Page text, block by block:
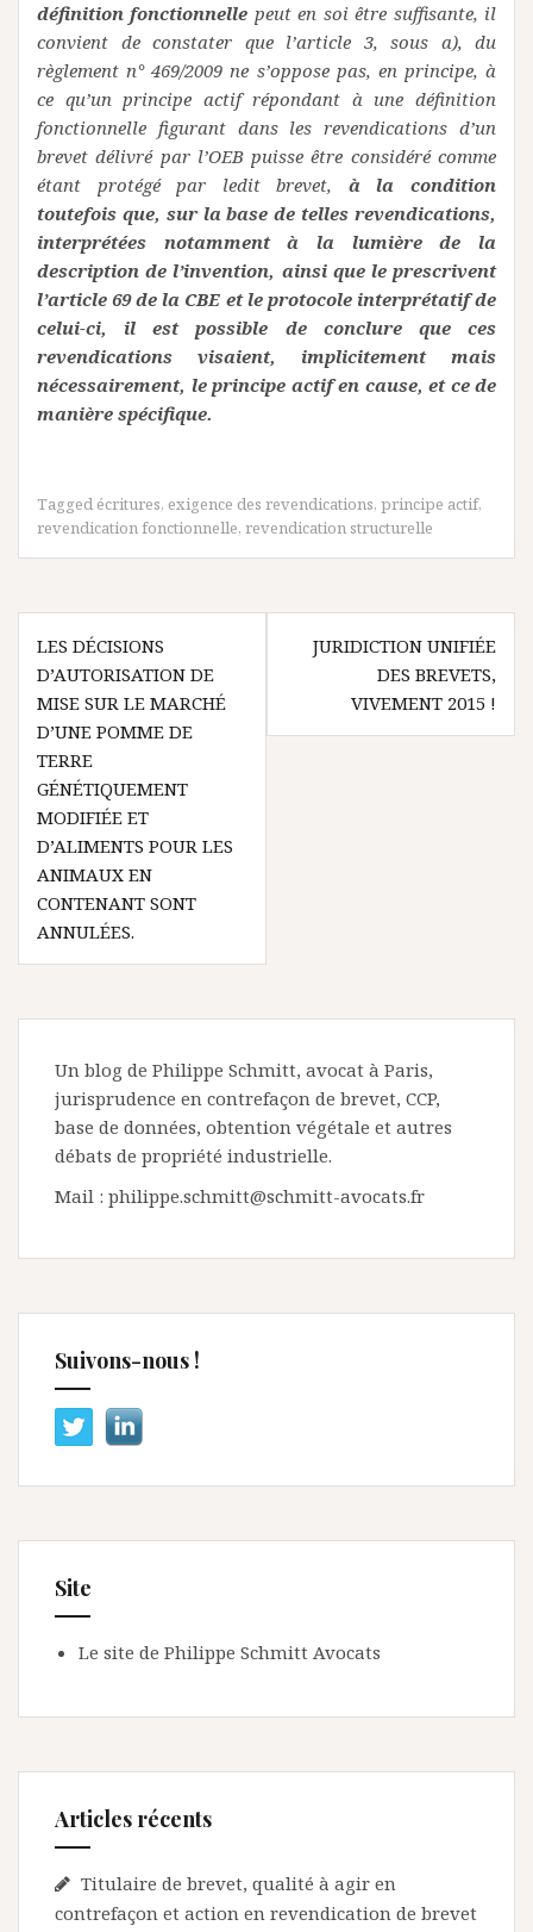
définition fonctionnelle peut en soi être suffisante, il
convient de constater que l’article 3, sous a), du
règlement n° 469/2009 ne s’oppose pas, en principe, à
ce qu’un principe actif répondant à une définition
fonctionnelle figurant dans les revendications d’un
brevet délivré par l’OEB puisse être considéré comme
étant protégé par ledit brevet, à la condition
toutefois que, sur la base de telles revendications,
interprétées notamment à la lumière de la
description de l’invention, ainsi que le prescrivent
l’article 69 de la CBE et le protocole interprétatif de
celui-ci, il est possible de conclure que ces
revendications visaient, implicitement mais
nécessairement, le principe actif en cause, et ce de
manière spécifique.
Tagged écritures, exigence des revendications, principe actif,
revendication fonctionnelle, revendication structurelle
Navigation
de
l’article
LES DÉCISIONS
D’AUTORISATION DE
MISE SUR LE MARCHÉ
D’UNE POMME DE
TERRE
GÉNÉTIQUEMENT
MODIFIÉE ET
D’ALIMENTS POUR LES
ANIMAUX EN
CONTENANT SONT
ANNULÉES.
JURIDICTION UNIFIÉE
DES BREVETS,
VIVEMENT 2015 !
Un blog de Philippe Schmitt, avocat à Paris,
jurisprudence en contrefaçon de brevet, CCP,
base de données, obtention végétale et autres
débats de propriété industrielle.
Mail : philippe.schmitt@schmitt-avocats.fr
Suivons-nous !
Site
Le site de Philippe Schmitt Avocats
Articles récents
Titulaire de brevet, qualité à agir en
contrefaçon et action en revendication de brevet